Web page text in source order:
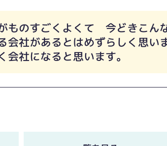
ものすごくよくて 今どきこ
会社があるとはめずらしく思い
会社になると思います。